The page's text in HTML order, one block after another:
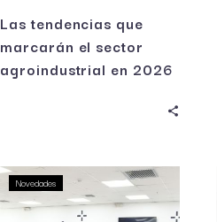
Las tendencias que
marcarán el sector
agroindustrial en 2026
Novedades